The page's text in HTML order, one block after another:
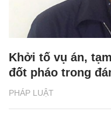
PHÁP LUẬT
Khởi tố vụ án,
đốt pháo trong